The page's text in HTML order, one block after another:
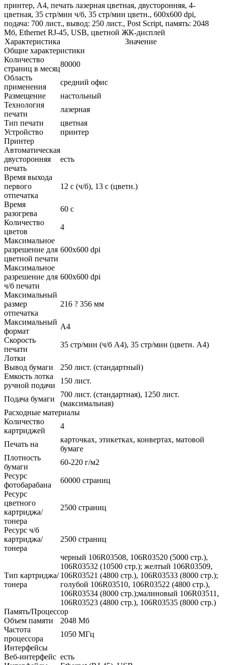
принтер, A4, печать лазерная цветная, двусторонняя, 4-
цветная, 35 стр/мин ч/б, 35 стр/мин цветн., 600x600 dpi,
подача: 700 лист., вывод: 250 лист., Post Script, память: 2048
Мб, Ethernet RJ-45, USB, цветной ЖК-дисплей
Характеристика
Значение
Общие характеристики
Количество
страниц в месяц
80000
Область
применения
средний офис
Размещение
настольный
Технология
печати
лазерная
Тип печати
цветная
Устройство
принтер
Принтер
Автоматическая
двусторонняя
печать
есть
Время выхода
первого
отпечатка
12 c (ч/б), 13 c (цветн.)
Время
разогрева
60 с
Количество
цветов
4
Максимальное
разрешение для
цветной печати
600x600 dpi
Максимальное
разрешение для
ч/б печати
600x600 dpi
Максимальный
размер
отпечатка
216 ? 356 мм
Максимальный
формат
A4
Скорость
печати
35 стр/мин (ч/б А4), 35 стр/мин (цветн. А4)
Лотки
Вывод бумаги
250 лист. (стандартный)
Емкость лотка
ручной подачи
150 лист.
Подача бумаги
700 лист. (стандартная), 1250 лист.
(максимальная)
Расходные материалы
Количество
картриджей
4
Печать на
карточках, этикетках, конвертах, матовой
бумаге
Плотность
бумаги
60-220 г/м2
Ресурс
фотобарабана
60000 страниц
Ресурс
цветного
картриджа/
тонера
2500 страниц
Ресурс ч/б
картриджа/
тонера
2500 страниц
Тип картриджа/
тонера
черный 106R03508, 106R03520 (5000 стр.),
106R03532 (10500 стр.); желтый 106R03509,
106R03521 (4800 стр.), 106R03533 (8000 стр.);
голубой 106R03510, 106R03522 (4800 стр.),
106R03534 (8000 стр.);малиновый 106R03511,
106R03523 (4800 стр.), 106R03535 (8000 стр.)
Память/Процессор
Объем памяти
2048 Мб
Частота
процессора
1050 МГц
Интерфейсы
Веб-интерфейс есть